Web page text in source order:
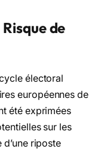
de
électoral
européennes de
été exprimées
sur les
riposte